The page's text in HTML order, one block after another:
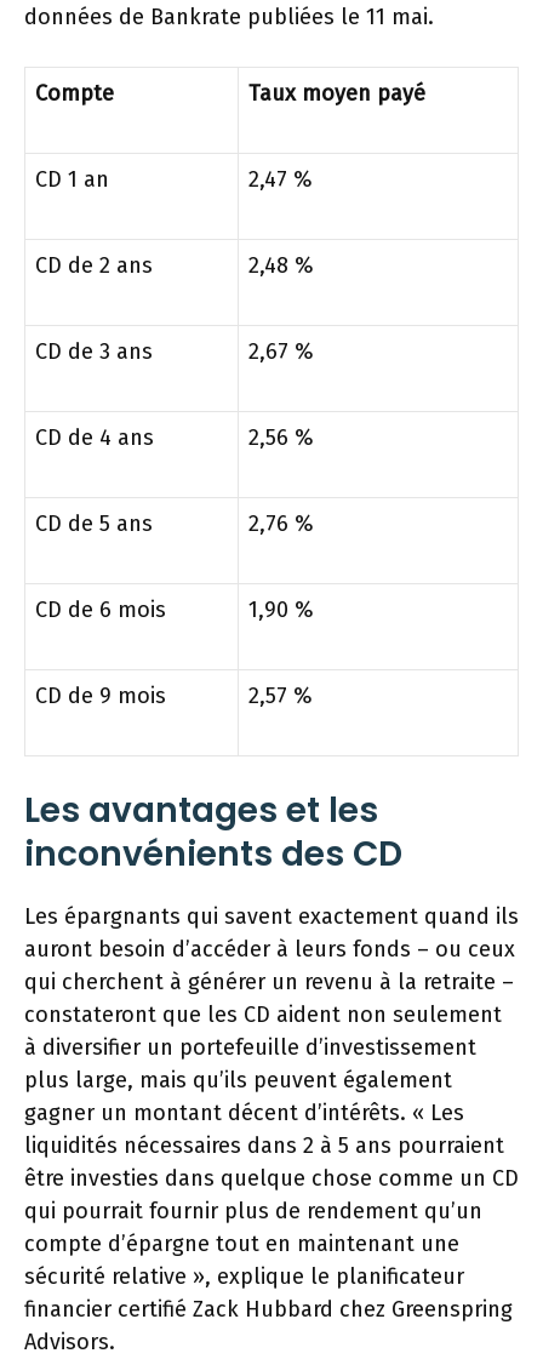
données de Bankrate publiées le 11 mai.
Compte Taux moyen payé
CD 1 an 2,47 %
CD de 2 ans 2,48 %
CD de 3 ans 2,67 %
CD de 4 ans 2,56 %
CD de 5 ans 2,76 %
CD de 6 mois 1,90 %
CD de 9 mois 2,57 %
Les avantages et les
inconvénients des CD
Les épargnants qui savent exactement quand ils
auront besoin d’accéder à leurs fonds – ou ceux
qui cherchent à générer un revenu à la retraite –
constateront que les CD aident non seulement
à diversifier un portefeuille d’investissement
plus large, mais qu’ils peuvent également
gagner un montant décent d’intérêts. « Les
liquidités nécessaires dans 2 à 5 ans pourraient
être investies dans quelque chose comme un CD
qui pourrait fournir plus de rendement qu’un
compte d’épargne tout en maintenant une
sécurité relative », explique le planificateur
financier certifié Zack Hubbard chez Greenspring
Advisors.